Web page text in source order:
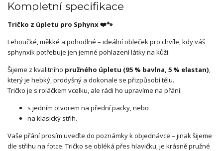
Kompletní specifikace
Tričko z úpletu pro Sphynx ❤️🐾
Lehoučké, měkké a pohodlné – ideální obleček pro chvíle, kdy váš
sphynxík potřebuje jen jemné pohlazení látky na kůži.
Šijeme z kvalitního pružného úpletu (95 % bavlna, 5 % elastan),
který je hebký, prodyšný a dokonale se přizpůsobí tělu.
Tričko je s roláčkem vcelku, ale rádi ho upravíme na přání:
s jedním otvorem na přední packy, nebo
na klasický střih.
Vaše přání prosím uveďte do poznámky k objednávce – jinak šijeme
dle střihu na fotce. Tričko se obléká přes hlavičku, je krásně pružné